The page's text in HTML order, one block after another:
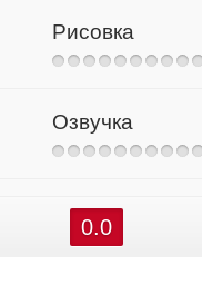
Рисовка
Озвучка
0.0